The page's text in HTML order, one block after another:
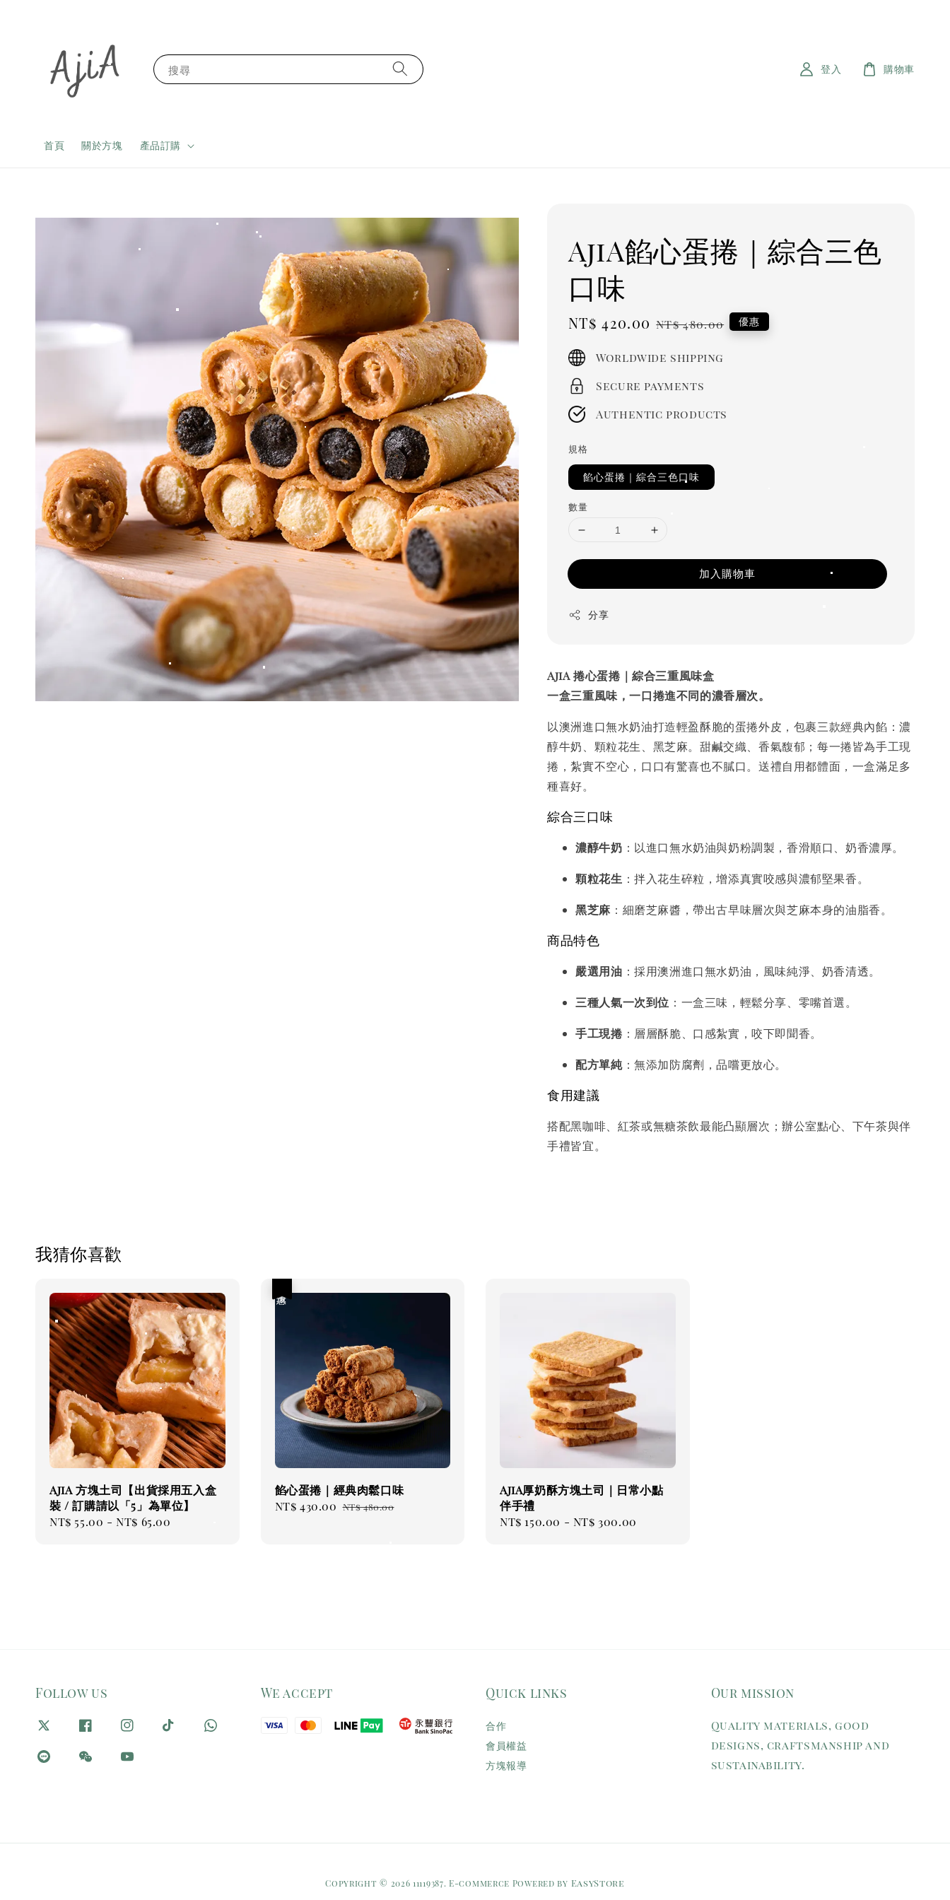
搜尋
首頁 關於方塊 產品訂購
登入 購物車
AjiA餡心蛋捲｜綜合三色
口味
Sale
NT$ 420.00 Regular
NT$ 480.00 優惠
Worldwide shipping
Secure payments
Authentic products
規格
餡心蛋捲｜綜合三色口味
數量
加入購物車
分享
AjiA 捲心蛋捲｜綜合三重風味盒
一盒三重風味，一口捲進不同的濃香層次。
以澳洲進口無水奶油打造輕盈酥脆的蛋捲外皮，包裹三款經典內餡：濃
醇牛奶、顆粒花生、黑芝麻。甜鹹交織、香氣馥郁；每一捲皆為手工現
捲，紮實不空心，口口有驚喜也不膩口。送禮自用都體面，一盒滿足多
種喜好。
綜合三口味
濃醇牛奶 ：以進口無水奶油與奶粉調製，香滑順口、奶香濃厚。
顆粒花生 ：拌入花生碎粒，增添真實咬感與濃郁堅果香。
黑芝麻 ：細磨芝麻醬，帶出古早味層次與芝麻本身的油脂香。
商品特色
嚴選用油 ：採用澳洲進口無水奶油，風味純淨、奶香清透。
三種人氣一次到位 ：一盒三味，輕鬆分享、零嘴首選。
手工現捲 ：層層酥脆、口感紮實，咬下即聞香。
配方單純：無添加防腐劑，品嚐更放心。
食用建議
搭配黑咖啡、紅茶或無糖茶飲最能凸顯層次；辦公室點心、下午茶與伴
手禮皆宜。
我猜你喜歡
AjiA 方塊土司【出貨採用五入盒
裝 / 訂購請以「5」為單位】
Regular
NT$ 55.00 -NT$ 65.00
餡心蛋捲｜經典肉鬆口味
Sale
NT$ 430.00 Regular
NT$ 480.00
AjiA厚奶酥方塊土司｜日常小點
伴手禮
Regular
NT$ 150.00 - NT$ 300.00
Follow us We accept Quick links
合作
會員權益
方塊報導
Our mission
Quality materials, good
designs, craftsmanship and
sustainability.
Copyright © 2026 11119387. E-commerce Powered by EasyStore